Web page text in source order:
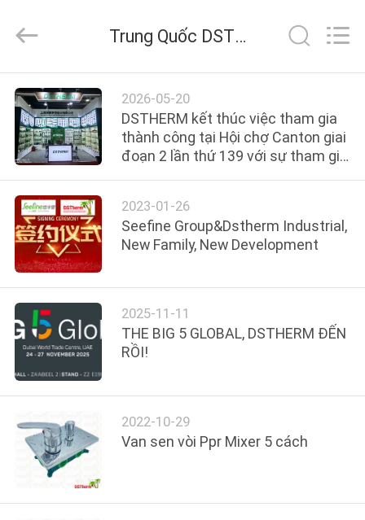
TRANG
CHỦ
CÁC
SẢN
PHẨM
VỀ
CHÚNG
TÔI
THAM
NHÀ
MÁY
INDUSTRIAL
LIMITED.
Reserved.
Trung Quốc DSTHERM INDUSTRIAL LIMITED tin tức công ty
2026-05-20
DSTHERM kết thúc việc tham gia
thành công tại Hội chợ Canton giai
đoạn 2 lần thứ 139 với sự tham gia
2023-01-26
Seefine Group&Dstherm Industrial,
New Family, New Development
2025-11-11
THE BIG 5 GLOBAL, DSTHERM ĐẾN
RỒI!
2022-10-29
Van sen vòi Ppr Mixer 5 cách